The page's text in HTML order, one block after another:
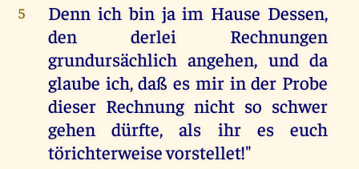
5
Denn ich bin ja im Hause Dessen,
den derlei Rechnungen
grundursächlich angehen, und da
glaube ich, daß es mir in der Probe
dieser Rechnung nicht so schwer
gehen dürfte, als ihr es euch
törichterweise vorstellet!"